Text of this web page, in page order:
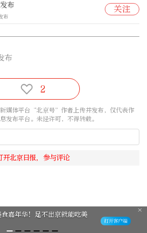
布
布
关注
布
2
媒体平台“北京号”作者上传并发布，仅代表作
发布平台。未经许可，不得转载。
嘉年华！足不出京就能吃美